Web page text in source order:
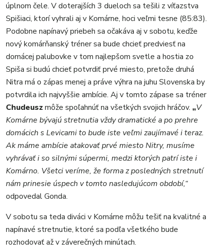
úplnom čele. V doterajších 3 dueloch sa tešili z víťazstva
Spišiaci, ktorí vyhrali aj v Komárne, hoci veľmi tesne (85:83).
Podobne napínavý priebeh sa očakáva aj v sobotu, keďže
nový komárňanský tréner sa bude chcieť predviesť na
domácej palubovke v tom najlepšom svetle a hostia zo
Spiša si budú chcieť potvrdiť prvé miesto, pretože druhá
Nitra má o zápas menej a práve výhra na juhu Slovenska by
potvrdila ich najvyššie ambície. Aj v tomto zápase sa tréner
Chudeuszmôže spoľahnúť na všetkých svojich hráčov. „V
Komárne bývajú stretnutia vždy dramatické a po prehre
domácich s Levicami to bude iste veľmi zaujímavé i teraz.
Ak máme ambície atakovať prvé miesto Nitry, musíme
vyhrávať i so silnými súpermi, medzi ktorých patrí iste i
Komárno. Všetci veríme, že forma z posledných stretnutí
nám prinesie úspech v tomto nasledujúcom období,“
odpovedal Gonda.
V sobotu sa teda diváci v Komárne môžu tešiť na kvalitné a
napínavé stretnutie, ktoré sa podľa všetkého bude
rozhodovať až v záverečných minútach.